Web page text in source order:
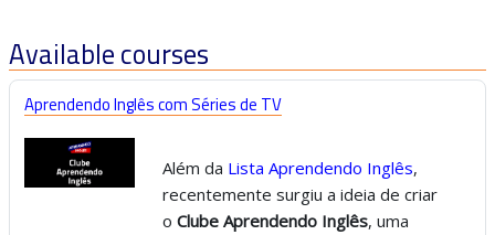
Available courses
Aprendendo Inglês com Séries de TV
Além da Lista Aprendendo Inglês,
recentemente surgiu a ideia de criar
o Clube Aprendendo Inglês, uma